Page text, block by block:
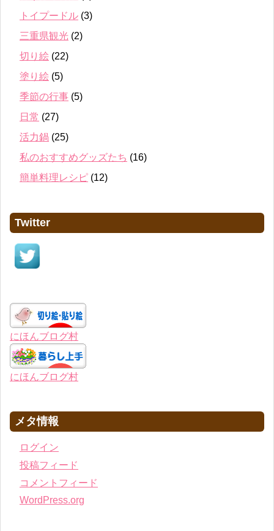
トイプードル (3)
三重県観光 (2)
切り絵 (22)
塗り絵 (5)
季節の行事 (5)
日常 (27)
活力鍋 (25)
私のおすすめグッズたち (16)
簡単料理レシピ (12)
Twitter
にほんブログ村
にほんブログ村
メタ情報
ログイン
投稿フィード
コメントフィード
WordPress.org